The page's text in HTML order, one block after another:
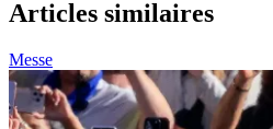
Articles similaires
Messe